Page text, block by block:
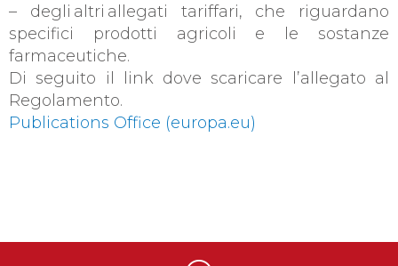
– degli altri allegati tariffari, che riguardano
specifici prodotti agricoli e le sostanze
farmaceutiche.
Di seguito il link dove scaricare l’allegato al
Regolamento.
Publications Office (europa.eu)